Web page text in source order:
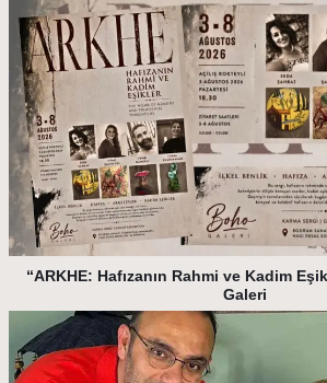
“ARKHE: Hafızanın Rahmi ve Kadim
Galeri